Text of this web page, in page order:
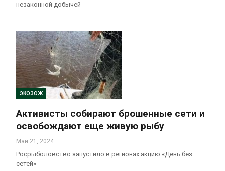
незаконной добычей
ЭКОЗОЖ
Активисты собирают брошенные сети и
освобождают еще живую рыбу
Май 21, 2024
Росрыболовство запустило в регионах акцию «День без
сетей»